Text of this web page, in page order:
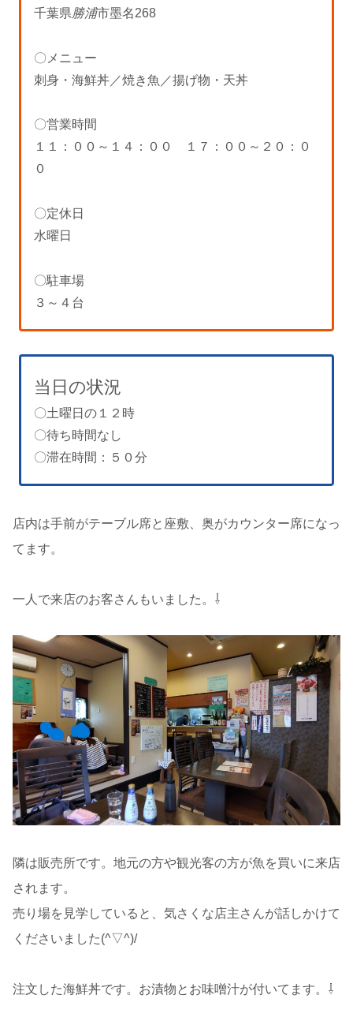
千葉県勝浦市墨名268
〇メニュー
刺身・海鮮丼／焼き魚／揚げ物・天丼
〇営業時間
１１：００～１４：００ １７：００～２０：０
０
〇定休日
水曜日
〇駐車場
３～４台
当日の状況
〇土曜日の１２時
〇待ち時間なし
〇滞在時間：５０分
店内は手前がテーブル席と座敷、奥がカウンター席になっ
てます。
一人で来店のお客さんもいました。⇩
隣は販売所です。地元の方や観光客の方が魚を買いに来店
されます。
売り場を見学していると、気さくな店主さんが話しかけて
くださいました(^▽^)/
注文した海鮮丼です。お漬物とお味噌汁が付いてます。⇩